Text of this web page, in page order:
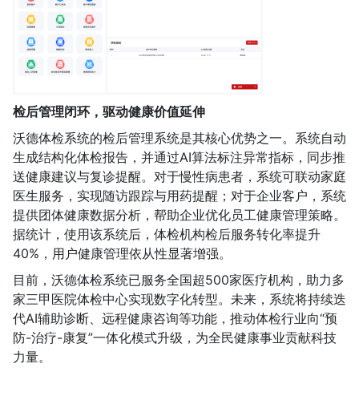
检后管理闭环，驱动健康价值延伸
沃德体检系统的检后管理系统是其核心优势之一。系统自动
生成结构化体检报告，并通过AI算法标注异常指标，同步推
送健康建议与复诊提醒。对于慢性病患者，系统可联动家庭
医生服务，实现随访跟踪与用药提醒；对于企业客户，系统
提供团体健康数据分析，帮助企业优化员工健康管理策略。
据统计，使用该系统后，体检机构检后服务转化率提升
40%，用户健康管理依从性显著增强。
目前，沃德体检系统已服务全国超500家医疗机构，助力多
家三甲医院体检中心实现数字化转型。未来，系统将持续迭
代AI辅助诊断、远程健康咨询等功能，推动体检行业向“预
防-治疗-康复”一体化模式升级，为全民健康事业贡献科技
力量。